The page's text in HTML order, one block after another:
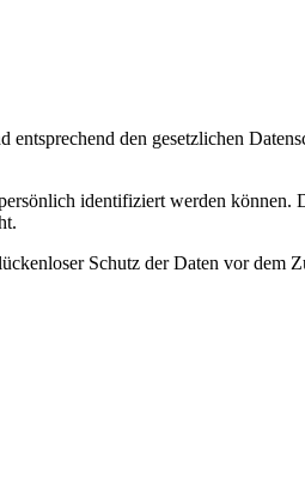
den gesetzlichen
identifiziert werden können.
Schutz der Daten vor dem